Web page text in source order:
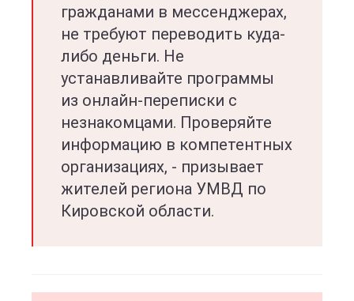
гражданами в мессенджерах,
не требуют переводить куда-
либо деньги. Не
устанавливайте программы
из онлайн-переписки с
незнакомцами. Проверяйте
информацию в компетентных
организациях, - призывает
жителей региона УМВД по
Кировской области.